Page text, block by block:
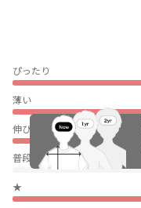
ぴったり
薄い
伸びない
普段着（通園・通学）
★